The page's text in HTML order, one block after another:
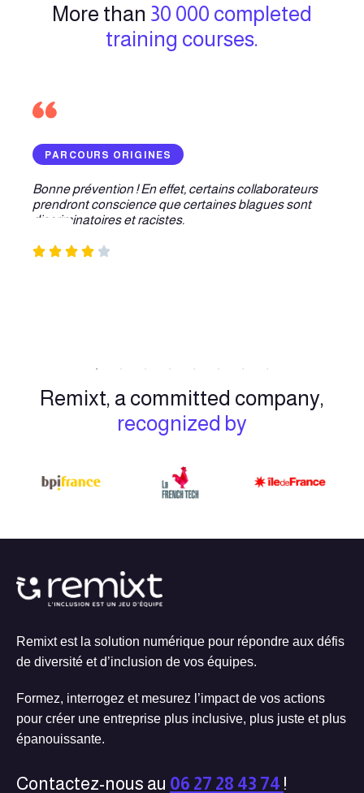
More than 30 000 completed
training courses.
PARCOURS ORIGINES
Bonne prévention ! En effet, certains collaborateurs
prendront conscience que certaines blagues sont
discriminatoires et racistes.
Remixt, a committed company,
recognized by
Remixt est la solution numérique pour répondre aux défis
de diversité et d’inclusion de vos équipes.
Formez, interrogez et mesurez l’impact de vos actions
pour créer une entreprise plus inclusive, plus juste et plus
épanouissante.
Contactez-nous au 06 27 28 43 74 !